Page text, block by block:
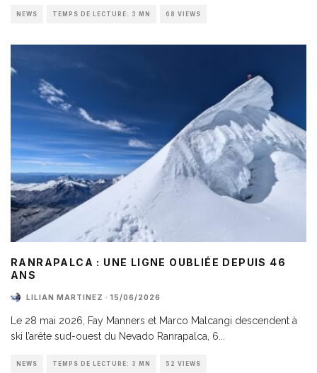
NEWS TEMPS DE LECTURE: 3 MN 68 VIEWS
RANRAPALCA : UNE LIGNE OUBLIÉE DEPUIS 46
ANS
LILIAN MARTINEZ · 15/06/2026
Le 28 mai 2026, Fay Manners et Marco Malcangi descendent à
ski l’arête sud-ouest du Nevado Ranrapalca, 6
NEWS TEMPS DE LECTURE: 3 MN 52 VIEWS